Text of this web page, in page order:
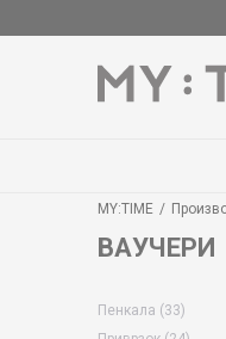
MY:TIME
ВАУЧЕРИ
Пенкала (33)